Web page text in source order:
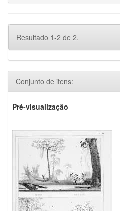
Resultado 1-2 de 2.
Conjunto de itens:
Pré-visualização